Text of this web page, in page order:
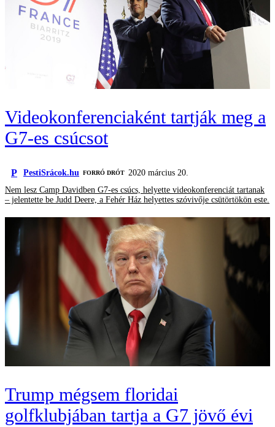
Videokonferenciaként tartják meg a
G7-es csúcsot
P PestiSrácok.hu FORRÓ DRÓT
2020 március 20.
Nem lesz Camp Davidben G7-es csúcs, helyette videokonferenciát tartanak
– jelentette be Judd Deere, a Fehér Ház helyettes szóvivője csütörtökön este.
Trump mégsem floridai
golfklubjában tartja a G7 jövő évi